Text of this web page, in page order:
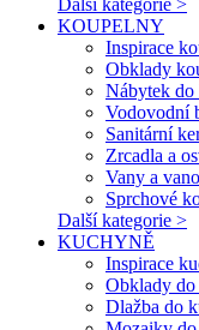
Další kategorie >
KOUPELNY
Inspirace
Obklady
Nábytek
Vodovodní
Sanitární
Zrcadla a
Vany a
Sprchové
Další kategorie >
KUCHYNĚ
Inspirace
Obklady
Dlažba do